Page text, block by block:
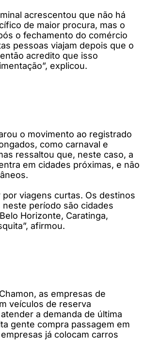
acrescentou que não há
de maior procura, mas o
o fechamento do comércio
pessoas viajam depois que o
acredito que isso
explicou.
o movimento ao registrado
como carnaval e
ressaltou que, neste caso, a
em cidades próximas, e não
por viagens curtas. Os destinos
período são cidades
Horizonte, Caratinga,
afirmou.
as empresas de
veículos de reserva
a demanda de última
gente compra passagem em
já colocam carros